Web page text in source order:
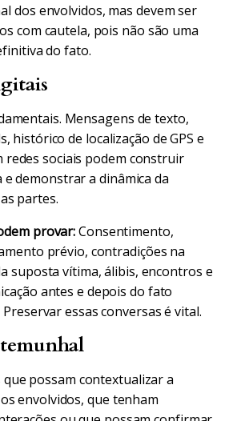
dos envolvidos, mas devem ser
com cautela, pois não são uma
do fato.
Mensagens de texto,
histórico de localização de GPS e
redes sociais podem construir
demonstrar a dinâmica da
partes.
provar:Consentimento,
prévio, contradições na
suposta vítima, álibis, encontros e
antes e depois do fato
essas conversas é vital.
possam contextualizar a
envolvidos, que tenham